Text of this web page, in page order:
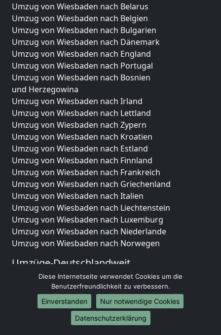
Umzug von Wiesbaden nach Belarus
Umzug von Wiesbaden nach Belgien
Umzug von Wiesbaden nach Bulgarien
Umzug von Wiesbaden nach Dänemark
Umzug von Wiesbaden nach England
Umzug von Wiesbaden nach Portugal
Umzug von Wiesbaden nach Bosnien
und Herzegowina
Umzug von Wiesbaden nach Irland
Umzug von Wiesbaden nach Lettland
Umzug von Wiesbaden nach Zypern
Umzug von Wiesbaden nach Kroatien
Umzug von Wiesbaden nach Estland
Umzug von Wiesbaden nach Finnland
Umzug von Wiesbaden nach Frankreich
Umzug von Wiesbaden nach Griechenland
Umzug von Wiesbaden nach Italien
Umzug von Wiesbaden nach Liechtenstein
Umzug von Wiesbaden nach Luxemburg
Umzug von Wiesbaden nach Niederlande
Umzug von Wiesbaden nach Norwegen
Umzüge-Deutschlandweit
Umzug von Wiesbaden nach Berlin
Umzug von Wiesbaden nach Hamburg
Umzug von Wiesbaden nach München
Umzug von Wiesbaden nach Köln
Umzug von Wiesbaden nach Frankfurt am Main
Diese Internetseite verwendet Cookies um die
Benutzerfreundlichkeit zu verbessern.
Einverstanden
Nur notwendige Cookies
Datenschutzerklärung